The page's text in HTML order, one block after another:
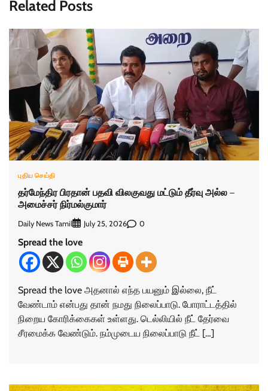
Related Posts
புதிய செய்தி
தர்மேந்திர பிரதான் பதவி விலகுவது மட்டும் தீர்வு அல்ல –
அமைச்சர் நிர்மல்குமார்
Daily News Tamil July 25, 2026 0
Spread the love
Spread the love அதனால் எந்த பயனும் இல்லை, நீட்
வேண்டாம் என்பது தான் நமது நிலைப்பாடு. போராட்டத்தில்
நிறைய கோரிக்கைகள் உள்ளது. டெல்லியில் நீட் தேர்வை
சீரமைக்க வேண்டும். நம்முடைய நிலைப்பாடு நீட் […]